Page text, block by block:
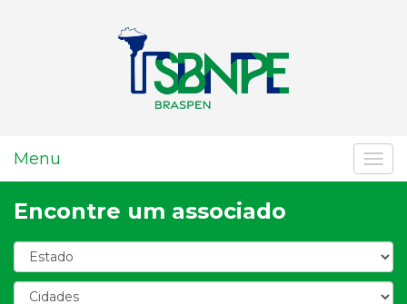
Menu
Encontre um associado